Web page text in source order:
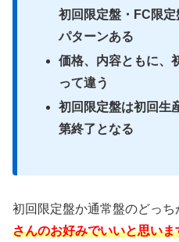
初回限定盤・FC限
パターンある
価格、内容ともに、
って違う
初回限定盤は初回生
第終了となる
初回限定盤か通常盤のどっち
さんのお好みでいいと思いま